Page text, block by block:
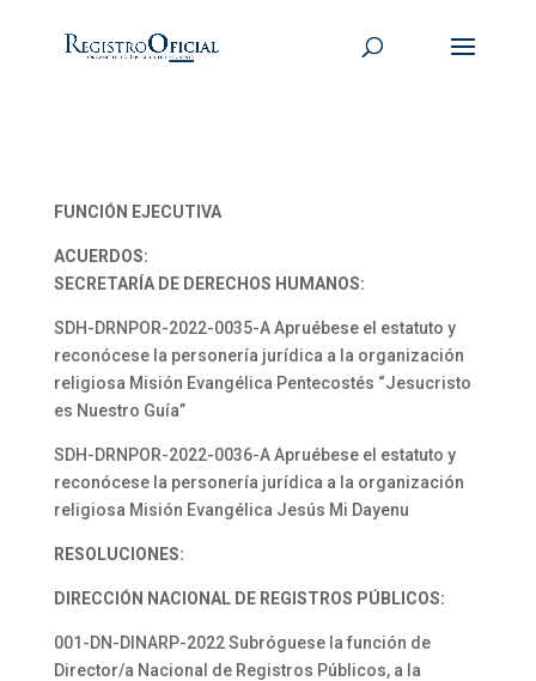
FUNCIÓN EJECUTIVA
ACUERDOS:
SECRETARÍA DE DERECHOS HUMANOS:
SDH-DRNPOR-2022-0035-A Apruébese el estatuto y
reconócese la personería jurídica a la organización
religiosa Misión Evangélica Pentecostés “Jesucristo
es Nuestro Guía”
SDH-DRNPOR-2022-0036-A Apruébese el estatuto y
reconócese la personería jurídica a la organización
religiosa Misión Evangélica Jesús Mi Dayenu
RESOLUCIONES:
DIRECCIÓN NACIONAL DE REGISTROS PÚBLICOS:
001-DN-DINARP-2022 Subróguese la función de
Director/a Nacional de Registros Públicos, a la